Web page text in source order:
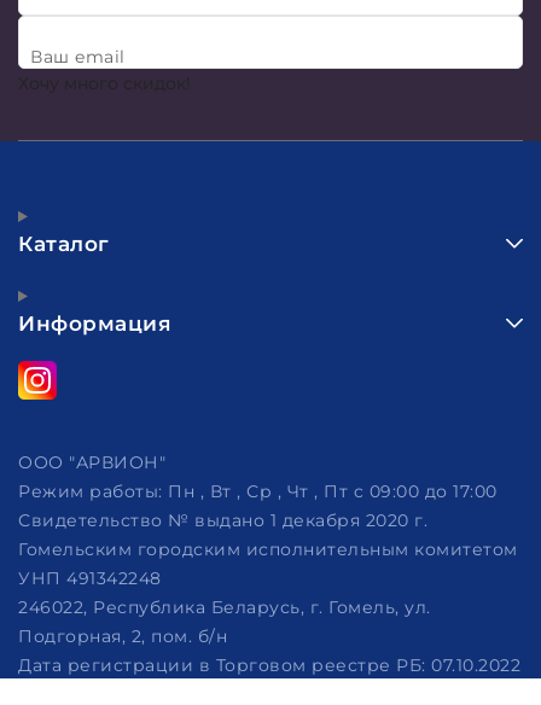
Ваш email
Хочу много скидок!
Каталог
Информация
ООО "АРВИОН"
Режим работы: Пн , Вт , Ср , Чт , Пт c 09:00 до 17:00
Свидетельство № выдано 1 декабря 2020 г.
Гомельским городским исполнительным комитетом
УНП 491342248
246022, Республика Беларусь, г. Гомель, ул.
Подгорная, 2, пом. б/н
Дата регистрации в Торговом реестре РБ: 07.10.2022